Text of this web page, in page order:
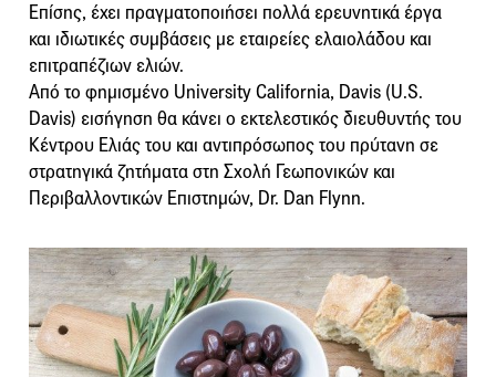
Επίσης, έχει πραγματοποιήσει πολλά ερευνητικά έργα
και ιδιωτικές συμβάσεις με εταιρείες ελαιολάδου και
επιτραπέζιων ελιών.
Από το φημισμένο University California, Davis (U.S.
Davis) εισήγηση θα κάνει ο εκτελεστικός διευθυντής του
Κέντρου Ελιάς του και αντιπρόσωπος του πρύτανη σε
στρατηγικά ζητήματα στη Σχολή Γεωπονικών και
Περιβαλλοντικών Επιστημών, Dr. Dan Flynn.